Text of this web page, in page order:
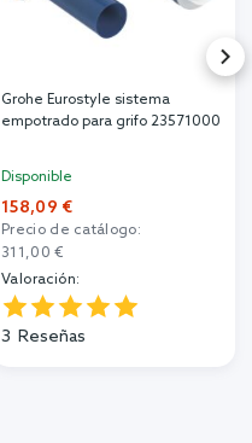
Grohe Eurostyle sistema
empotrado para grifo 23571000
Disponible
158,09 €
Precio de catálogo:
311,00 €
Valoración:
3 Reseñas